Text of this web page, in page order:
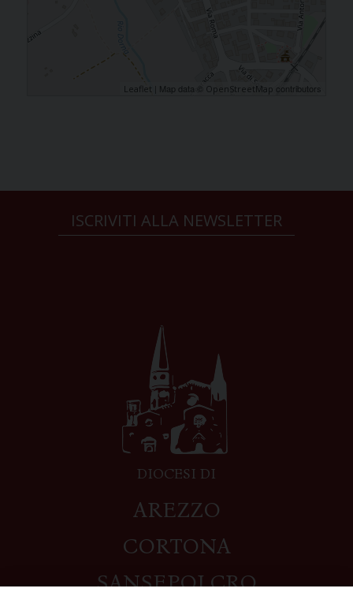
Leaflet | Map data © OpenStreetMap contributors
ISCRIVITI ALLA NEWSLETTER
DIOCESI DI
AREZZO
CORTONA
SANSEPOLCRO